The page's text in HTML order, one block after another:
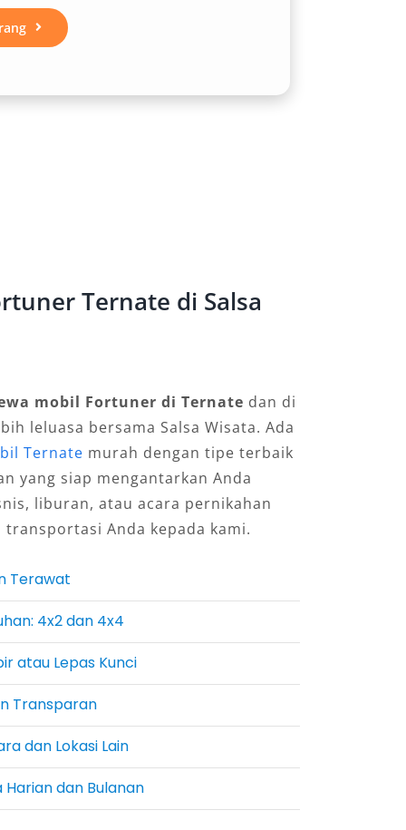
Ternate di Salsa
mobil Fortuner di Ternate dan di
leluasa bersama Salsa Wisata. Ada
Ternate murah dengan tipe terbaik
yang siap mengantarkan Anda
liburan, atau acara pernikahan
Anda kepada kami.
Terawat
4x2 dan 4x4
atau Lepas Kunci
Transparan
dan Lokasi Lain
Harian dan Bulanan